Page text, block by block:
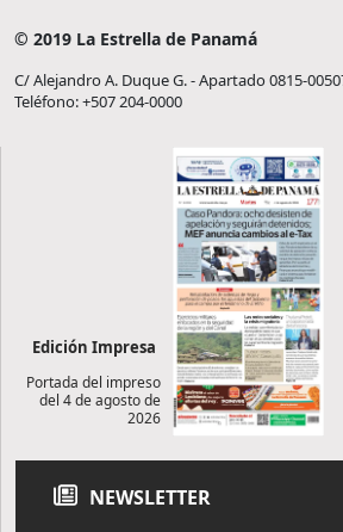
© 2019 La Estrella de Panamá
C/ Alejandro A. Duque G. - Apartado 0815-
Teléfono: +507 204-0000
Edición Impresa
Portada del impreso
del 4 de agosto de
2026
NEWSLETTER